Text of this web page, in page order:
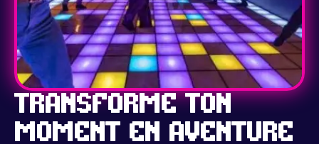
Transforme ton
moment en aventure